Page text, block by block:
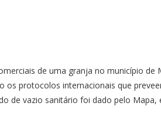
de uma granja no município de
os protocolos internacionais que
de vazio sanitário foi dado pelo Mapa,